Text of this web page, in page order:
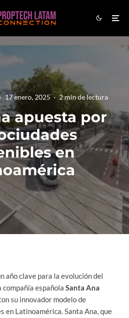
· 17 enero, 2025 · 2 min de lectura
apuesta por
en
año clave para la evolución del
española Santa Ana
su innovador modelo de
en Latinoamérica. Santa Ana, que